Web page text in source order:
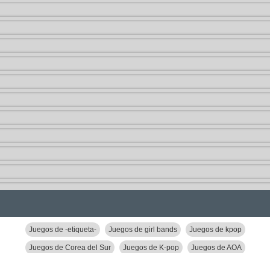
Juegos de -etiqueta- Juegos de girl bands Juegos de kpop
Juegos de Corea del Sur Juegos de K-pop Juegos de AOA